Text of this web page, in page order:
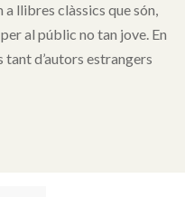
a llibres clàssics que són,
al públic no tan jove. En
tant d’autors estrangers